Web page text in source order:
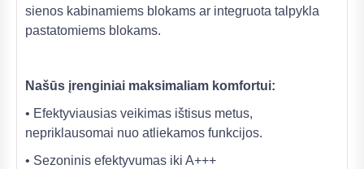
sienos kabinamiems blokams ar integruota talpykla
pastatomiems blokams.
Našūs įrenginiai maksimaliam komfortui:
• Efektyviausias veikimas ištisus metus,
nepriklausomai nuo atliekamos funkcijos.
• Sezoninis efektyvumas iki A+++